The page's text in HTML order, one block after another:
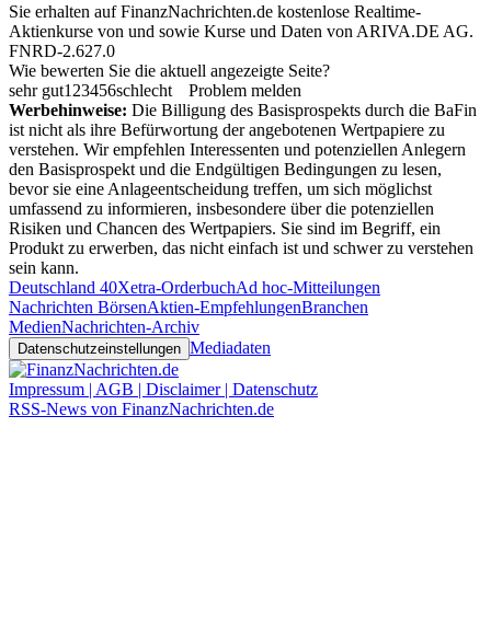
Sie erhalten auf FinanzNachrichten.de kostenlose Realtime-
Aktienkurse von und sowie Kurse und Daten von ARIVA.DE AG.
FNRD-2.627.0
Wie bewerten Sie die aktuell angezeigte Seite?
sehr gut1 23456schlecht
Problem melden
Werbehinweise: Die Billigung des Basisprospekts durch die BaFin
ist nicht als ihre Befürwortung der angebotenen Wertpapiere zu
verstehen. Wir empfehlen Interessenten und potenziellen Anlegern
den Basisprospekt und die Endgültigen Bedingungen zu lesen,
bevor sie eine Anlageentscheidung treffen, um sich möglichst
umfassend zu informieren, insbesondere über die potenziellen
Risiken und Chancen des Wertpapiers. Sie sind im Begriff, ein
Produkt zu erwerben, das nicht einfach ist und schwer zu verstehen
sein kann.
Deutschland 40Xetra-OrderbuchAd hoc-Mitteilungen
Nachrichten BörsenAktien-EmpfehlungenBranchen
MedienNachrichten-Archiv
Datenschutzeinstellungen Mediadaten
Impressum | AGB | Disclaimer | Datenschutz
RSS-News von FinanzNachrichten.de